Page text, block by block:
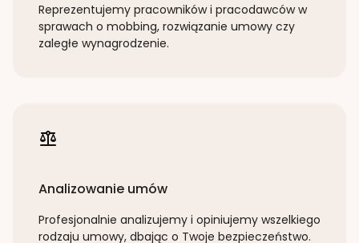
Reprezentujemy pracowników i pracodawców w
sprawach o mobbing, rozwiązanie umowy czy
zaległe wynagrodzenie.
Analizowanie umów
Profesjonalnie analizujemy i opiniujemy wszelkiego
rodzaju umowy, dbając o Twoje bezpieczeństwo.